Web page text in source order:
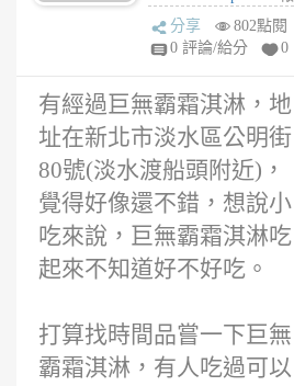
6
年
分享
802點閱
0 評論/給分
0
有經過巨無霸霜淇淋，地
址在新北市淡水區公明街
80號(淡水渡船頭附近)，
覺得好像還不錯，想說小
吃來說，巨無霸霜淇淋吃
起來不知道好不好吃。
打算找時間品嘗一下巨無
霸霜淇淋，有人吃過可以